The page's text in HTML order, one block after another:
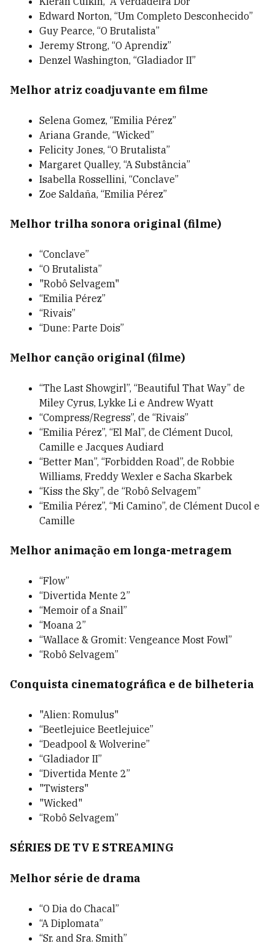
Edward Norton, “Um Completo Desconhecido”
Guy Pearce, “O Brutalista”
Jeremy Strong, “O Aprendiz”
Denzel Washington, “Gladiador II”
Melhor atriz coadjuvante em filme
Selena Gomez, “Emilia Pérez”
Ariana Grande, “Wicked”
Felicity Jones, “O Brutalista”
Margaret Qualley, “A Substância”
Isabella Rossellini, “Conclave”
Zoe Saldaña, “Emilia Pérez”
Melhor trilha sonora original (filme)
“Conclave”
“O Brutalista”
"Robô Selvagem"
“Emilia Pérez”
“Rivais”
“Dune: Parte Dois”
Melhor canção original (filme)
“The Last Showgirl”, “Beautiful That Way” de
Miley Cyrus, Lykke Li e Andrew Wyatt
“Compress/Regress”, de “Rivais”
“Emilia Pérez”, “El Mal”, de Clément Ducol,
Camille e Jacques Audiard
“Better Man”, “Forbidden Road”, de Robbie
Williams, Freddy Wexler e Sacha Skarbek
“Kiss the Sky”, de “Robô Selvagem”
“Emilia Pérez”, “Mi Camino”, de Clément Ducol e
Camille
Melhor animação em longa-metragem
“Flow”
“Divertida Mente 2”
“Memoir of a Snail”
“Moana 2”
“Wallace & Gromit: Vengeance Most Fowl”
“Robô Selvagem”
Conquista cinematográfica e de bilheteria
"Alien: Romulus"
“Beetlejuice Beetlejuice”
“Deadpool & Wolverine”
“Gladiador II”
“Divertida Mente 2”
"Twisters"
"Wicked"
“Robô Selvagem”
SÉRIES DE TV E STREAMING
Melhor série de drama
“O Dia do Chacal”
“A Diplomata”
“Sr. and Sra. Smith”